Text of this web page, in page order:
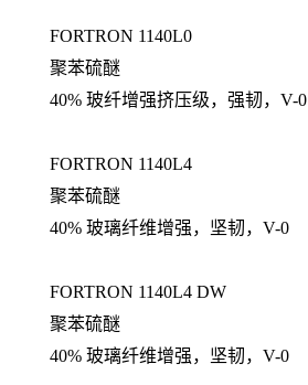
FORTRON 1140L0
聚苯硫醚
40% 玻纤增强挤压级，强韧，V-0
FORTRON 1140L4
聚苯硫醚
40% 玻璃纤维增强，坚韧，V-0
FORTRON 1140L4 DW
聚苯硫醚
40% 玻璃纤维增强，坚韧，V-0